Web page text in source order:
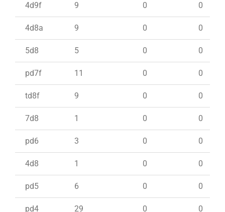
4d9f 9 0 0
4d8a 9 0 0
5d8 5 0 0
pd7f 11 0 0
td8f 9 0 0
7d8 1 0 0
pd6 3 0 0
4d8 1 0 0
pd5 6 0 0
pd4 29 0 0